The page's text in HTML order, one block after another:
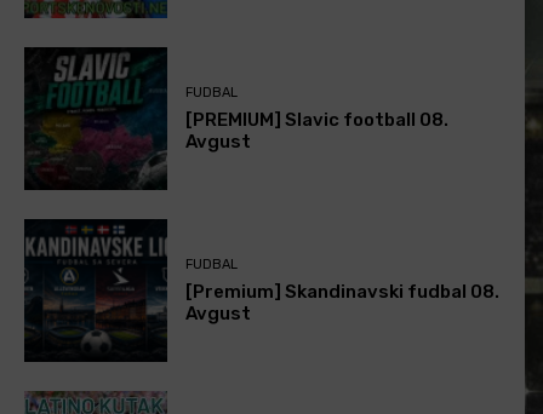
FUDBAL
[PREMIUM] Slavic football 08.
Avgust
FUDBAL
[Premium] Skandinavski fudbal 08.
Avgust